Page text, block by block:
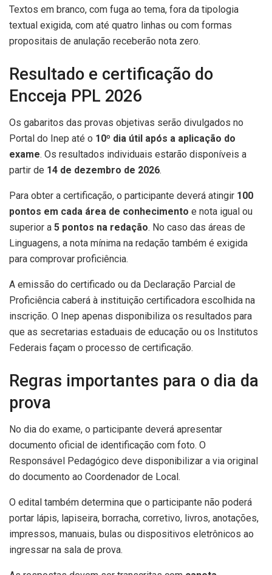
Textos em branco, com fuga ao tema, fora da tipologia
textual exigida, com até quatro linhas ou com formas
propositais de anulação receberão nota zero.
Resultado e certificação do
Encceja PPL 2026
Os gabaritos das provas objetivas serão divulgados no
Portal do Inep até o 10º dia útil após a aplicação do
exame. Os resultados individuais estarão disponíveis a
partir de 14 de dezembro de 2026.
Para obter a certificação, o participante deverá atingir 100
pontos em cada área de conhecimento e nota igual ou
superior a 5 pontos na redação. No caso das áreas de
Linguagens, a nota mínima na redação também é exigida
para comprovar proficiência.
A emissão do certificado ou da Declaração Parcial de
Proficiência caberá à instituição certificadora escolhida na
inscrição. O Inep apenas disponibiliza os resultados para
que as secretarias estaduais de educação ou os Institutos
Federais façam o processo de certificação.
Regras importantes para o dia da
prova
No dia do exame, o participante deverá apresentar
documento oficial de identificação com foto. O
Responsável Pedagógico deve disponibilizar a via original
do documento ao Coordenador de Local.
O edital também determina que o participante não poderá
portar lápis, lapiseira, borracha, corretivo, livros, anotações,
impressos, manuais, bulas ou dispositivos eletrônicos ao
ingressar na sala de prova.